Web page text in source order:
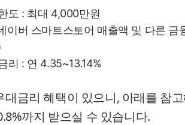
도 : 최대 4,000만원
이버 스마트스토어 매출액 및 다른
리 : 연 4.35~13.14%
대금리 혜택이 있으니, 아래를 참
까지 받으실 수 있습니다.